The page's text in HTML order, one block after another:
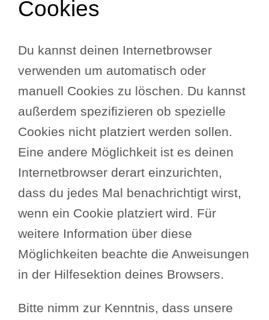
Cookies
Du kannst deinen Internetbrowser
verwenden um automatisch oder
manuell Cookies zu löschen. Du kannst
außerdem spezifizieren ob spezielle
Cookies nicht platziert werden sollen.
Eine andere Möglichkeit ist es deinen
Internetbrowser derart einzurichten,
dass du jedes Mal benachrichtigt wirst,
wenn ein Cookie platziert wird. Für
weitere Information über diese
Möglichkeiten beachte die Anweisungen
in der Hilfesektion deines Browsers.
Bitte nimm zur Kenntnis, dass unsere